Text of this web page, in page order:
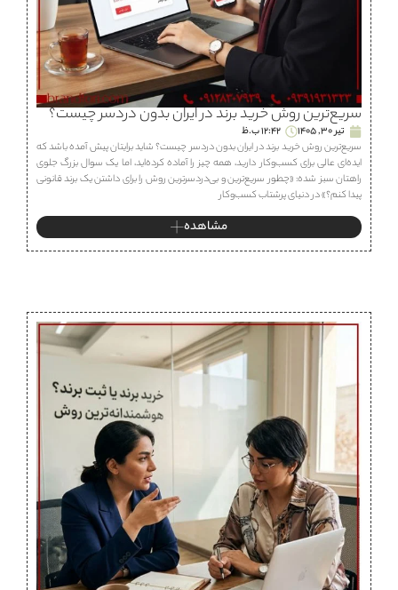
سریع‌ترین روش خرید برند در ایران بدون دردسر چیست؟
تیر 30, 1405
12:42 ب.ظ
سریع‌ترین روش خرید برند در ایران بدون دردسر چیست؟ شاید برایتان پیش آمده باشد که
ایده‌ای عالی برای کسب‌وکار دارید، همه چیز را آماده کرده‌اید، اما یک سوال بزرگ جلوی
راهتان سبز شده: «چطور سریع‌ترین و بی‌دردسرترین روش را برای داشتن یک برند قانونی
پیدا کنم؟» در دنیای پرشتاب کسب‌وکار
مشاهده